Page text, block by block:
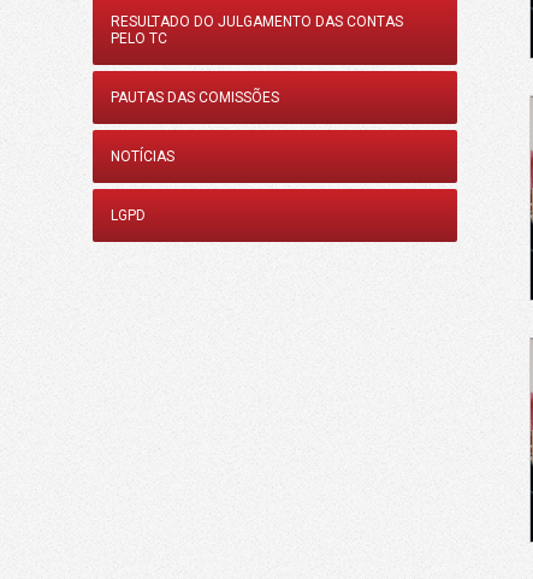
RESULTADO DO JULGAMENTO DAS CONTAS
PELO TC
PAUTAS DAS COMISSÕES
NOTÍCIAS
LGPD